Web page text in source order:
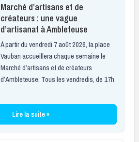
Marché d’artisans et de
créateurs : une vague
d’artisanat à Ambleteuse
À partir du vendredi 7 août 2026, la place
Vauban accueillera chaque semaine le
Marché d’artisans et de créateurs
d’Ambleteuse. Tous les vendredis, de 17h
Lire la suite »